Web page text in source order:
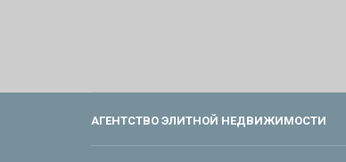
АГЕНТСТВО ЭЛИТНОЙ НЕДВИЖИМОСТИ